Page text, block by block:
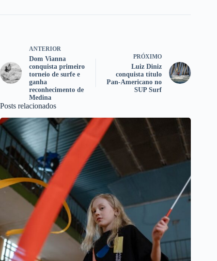
ANTERIOR
Dom Vianna
conquista primeiro
torneio de surfe e
ganha
reconhecimento de
Medina
PRÓXIMO
Luiz Diniz
conquista título
Pan-Americano no
SUP Surf
Posts relacionados